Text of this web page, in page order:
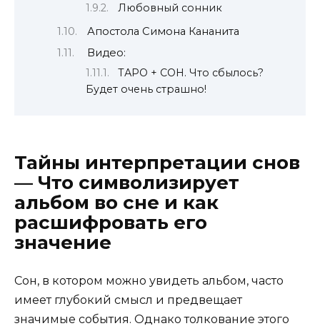
Любовный сонник
Апостола Симона Кананита
Видео:
ТАРО + СОН. Что сбылось?
Будет очень страшно!
Тайны интерпретации снов
— Что символизирует
альбом во сне и как
расшифровать его
значение
Сон, в котором можно увидеть альбом, часто
имеет глубокий смысл и предвещает
значимые события. Однако толкование этого